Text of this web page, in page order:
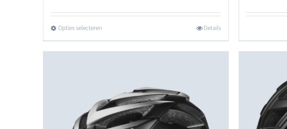
Opties selecterenDit
product
meerdere
variaties.
Deze
Details